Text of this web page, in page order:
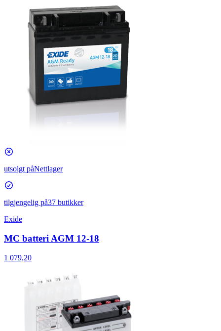
utsolgt påNettlager
tilgjengelig på37 butikker
Exide
MC batteri AGM 12-18
1 079,20